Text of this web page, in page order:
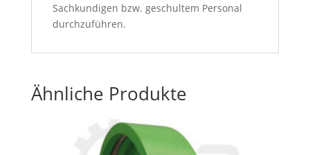
Sachkundigen bzw. geschultem Personal
durchzuführen.
Ähnliche Produkte